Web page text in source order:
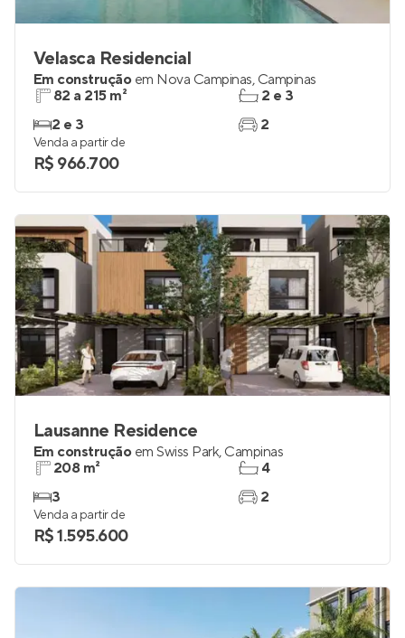
Velasca Residencial
Em construção em Nova Campinas, Campinas
82 a 215 m²
2 e 3
2 e 3
2
Venda a partir de
R$ 966.700
Lausanne Residence
Em construção em Swiss Park, Campinas
208 m²
3
4
2
Venda a partir de
R$ 1.595.600